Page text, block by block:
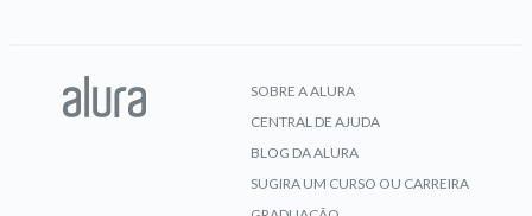
SOBRE A ALURA
CENTRAL DE AJUDA
BLOG DA ALURA
SUGIRA UM CURSO OU CARREIRA